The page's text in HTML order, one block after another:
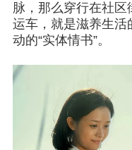
脉，那么穿行在社
运车，就是滋养生活
动的“实体情书”。